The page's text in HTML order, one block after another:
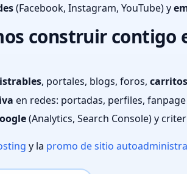
(Facebook, Instagram, YouTube) y
construir contigo
, portales, blogs, foros,
en redes: portadas, perfiles,
(Analytics, Search Console) y
y la promo de sitio